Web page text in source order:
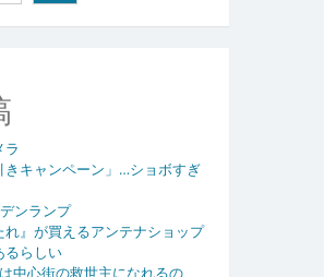
ラ
きキャンペーン」…ショボすぎ
ンランプ
』が買えるアンテナショップ
るらしい
中心街の救世主になれるの